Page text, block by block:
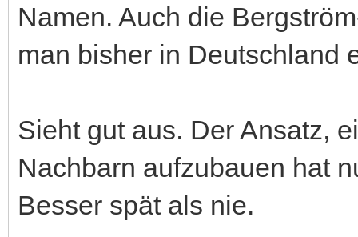
Namen. Auch die
man bisher in Deutschland
Sieht gut aus. Der Ansatz,
Nachbarn aufzubauen hat
Besser spät als nie.